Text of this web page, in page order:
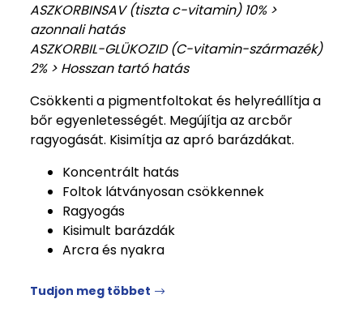
ASZKORBINSAV (tiszta c-vitamin) 10% >
azonnali hatás
ASZKORBIL-GLÜKOZID (C-vitamin-származék)
2% > Hosszan tartó hatás
Csökkenti a pigmentfoltokat és helyreállítja a
bőr egyenletességét. Megújítja az arcbőr
ragyogását. Kisimítja az apró barázdákat.
Koncentrált hatás
Foltok látványosan csökkennek
Ragyogás
Kisimult barázdák
Arcra és nyakra
Tudjon meg többet